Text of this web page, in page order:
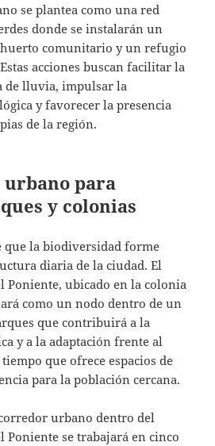
se plantea como una red
donde se instalarán un
comunitario y un refugio
acciones buscan facilitar la
de lluvia, impulsar la
y favorecer la presencia
de la región.
para
y colonias
que la biodiversidad forme
diaria de la ciudad. El
Poniente, ubicado en la colonia
como un nodo dentro de un
que contribuirá a la
y a la adaptación frente al
que ofrece espacios de
para la población cercana.
urbano dentro del
Poniente se trabajará en cinco